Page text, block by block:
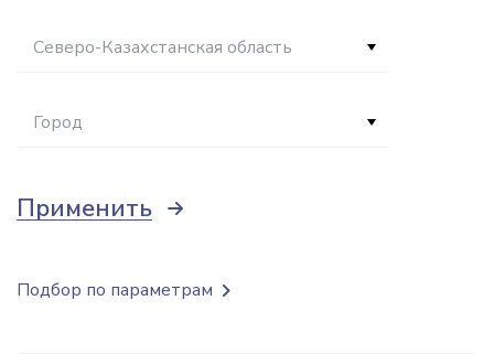
Северо-Казахстанская область
Город
Применить
Подбор по параметрам